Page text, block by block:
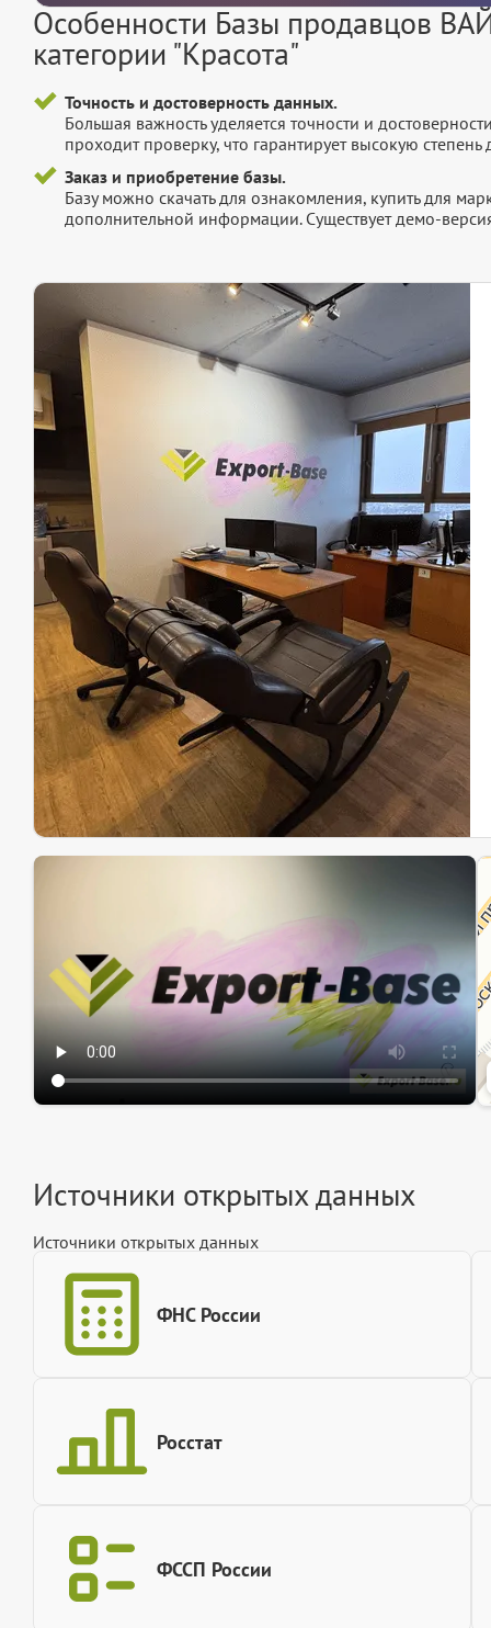
Особенности Базы продавцов
категории "Красота"
Точность и достоверность данных.
Большая важность уделяется точности и
проходит проверку, что гарантирует высокую
Заказ и приобретение базы.
Базу можно скачать для ознакомления, купить для
дополнительной информации. Существует демо-
Источники открытых данных
Источники открытых данных
ФНС России
Росстат
ФССП России